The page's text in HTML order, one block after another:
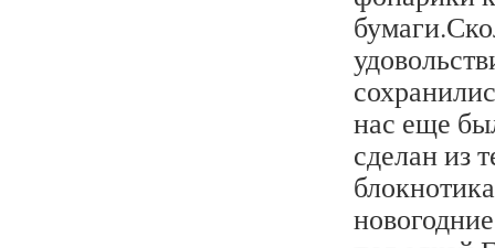
нас еще
сделан из